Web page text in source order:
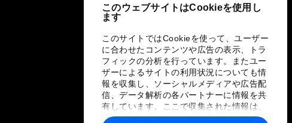
このウェブサイトはCookieを使用し
ます
このサイトではCookieを使って、ユーザー
に合わせたコンテンツや広告の表示、トラ
フィックの分析を行っています。またユー
ザーによるサイトの利用状況についても情
報を収集し、ソーシャルメディアや広告配
信、データ解析の各パートナーに情報を共
有しています。ここで収集された情報は、
ユーザーが各パートナーに提供した他の情